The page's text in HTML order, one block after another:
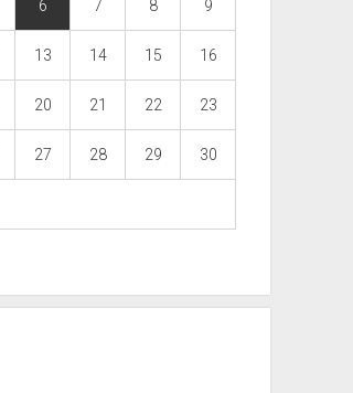
6 7 8 9
13 14 15 16
20 21 22 23
27 28 29 30